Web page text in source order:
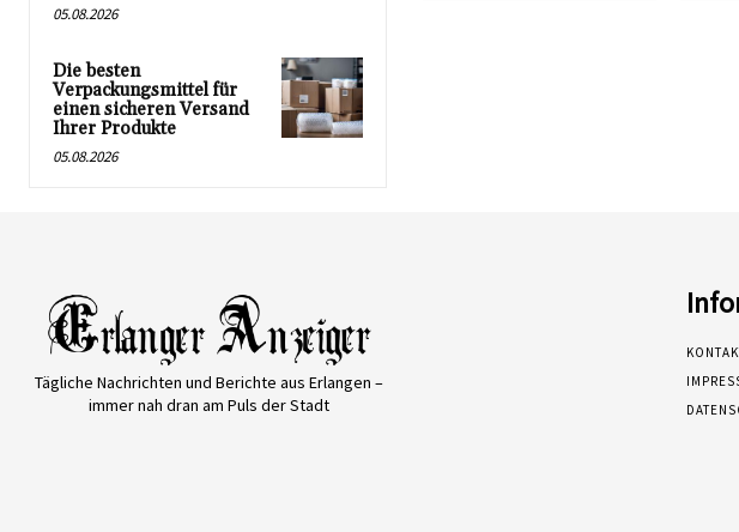
05.08.2026
Die besten
Verpackungsmittel für
einen sicheren Versand
Ihrer Produkte
05.08.2026
Tägliche Nachrichten und Berichte aus Erlangen –
immer nah dran am Puls der Stadt